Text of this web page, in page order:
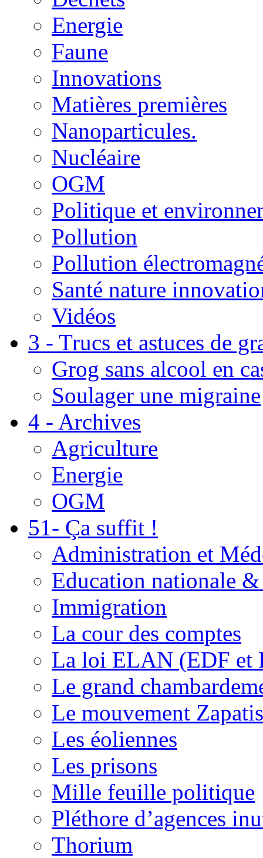
Energie
Faune
Innovations
Matières premières
Nanoparticules.
Nucléaire
OGM
Politique et
Pollution
Pollution
Santé nature
Vidéos
3 - Trucs et astuces de
Grog sans alcool en
Soulager une migraine
4 - Archives
Agriculture
Energie
OGM
51- Ça suffit !
Administration et
Education nationale
Immigration
La cour des comptes
La loi ELAN (EDF et
Le grand
Le mouvement
Les éoliennes
Les prisons
Mille feuille politique
Pléthore d’agences
Thorium